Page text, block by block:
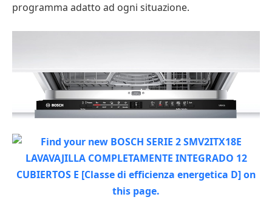
programma adatto ad ogni situazione.